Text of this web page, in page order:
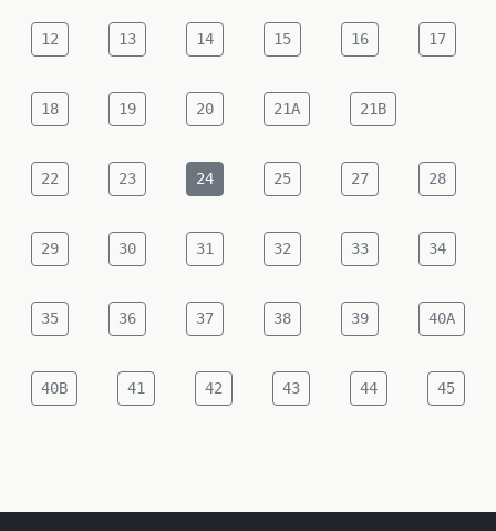
12 13 14 15 16 17
18 19 20 21A 21B
22 23 24 25 27 28
29 30 31 32 33 34
35 36 37 38 39 40A
40B 41 42 43 44 45